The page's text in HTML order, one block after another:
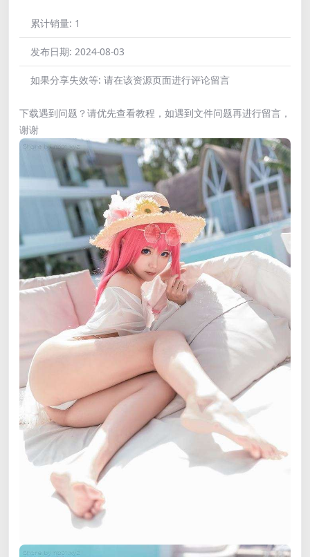
累计销量: 1
发布日期: 2024-08-03
如果分享失效等: 请在该资源页面进行评论留言
下载遇到问题？请优先查看教程，如遇到文件问题再进行留言，
谢谢